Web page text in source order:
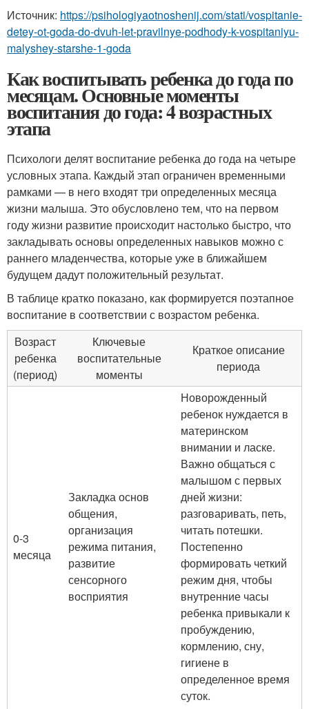
Источник: https://psihologiyaotnoshenij.com/stati/vospitanie-
detey-ot-goda-do-dvuh-let-pravilnye-podhody-k-vospitaniyu-
malyshey-starshe-1-goda
Как воспитывать ребенка до года по
месяцам. Основные моменты
воспитания до года: 4 возрастных
этапа
Психологи делят воспитание ребенка до года на четыре
условных этапа. Каждый этап ограничен временными
рамками — в него входят три определенных месяца
жизни малыша. Это обусловлено тем, что на первом
году жизни развитие происходит настолько быстро, что
закладывать основы определенных навыков можно с
раннего младенчества, которые уже в ближайшем
будущем дадут положительный результат.
В таблице кратко показано, как формируется поэтапное
воспитание в соответствии с возрастом ребенка.
Возраст
ребенка
(период)
Ключевые
воспитательные
моменты
Краткое описание
периода
0-3
месяца
Закладка основ
общения,
организация
режима питания,
развитие
сенсорного
восприятия
Новорожденный
ребенок нуждается в
материнском
внимании и ласке.
Важно общаться с
малышом с первых
дней жизни:
разговаривать, петь,
читать потешки.
Постепенно
формировать четкий
режим дня, чтобы
внутренние часы
ребенка привыкали к
пробуждению,
кормлению, сну,
гигиене в
определенное время
суток.